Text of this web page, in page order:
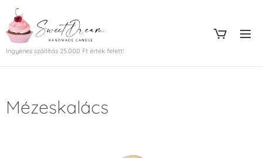
Ingyenes szállítás 25.000 Ft érték felett!
Mézeskalács